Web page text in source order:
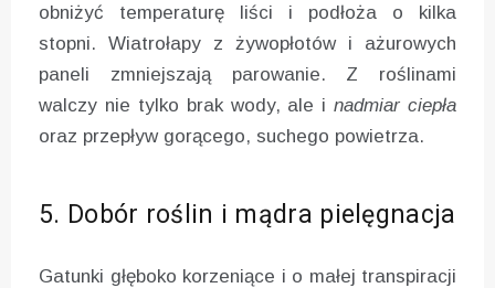
obniżyć temperaturę liści i podłoża o kilka
stopni. Wiatrołapy z żywopłotów i ażurowych
paneli zmniejszają parowanie. Z roślinami
walczy nie tylko brak wody, ale inadmiar ciepła
oraz przepływ gorącego, suchego powietrza.
5. Dobór roślin i mądra pielęgnacja
Gatunki głęboko korzeniące i o małej transpiracji